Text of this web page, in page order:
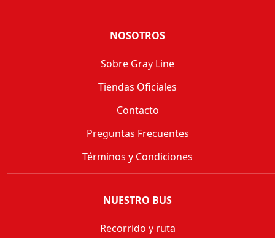
NOSOTROS
Sobre Gray Line
Tiendas Oficiales
Contacto
Preguntas Frecuentes
Términos y Condiciones
NUESTRO BUS
Recorrido y ruta